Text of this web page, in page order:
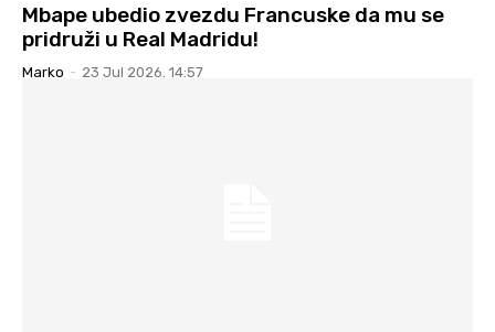
Mbape ubedio zvezdu Francuske da mu se
pridruži u Real Madridu!
Marko - 23 Jul 2026. 14:57